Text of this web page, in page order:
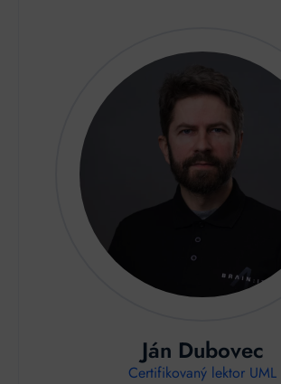
Ján Dubovec
Certifikovaný lektor UML